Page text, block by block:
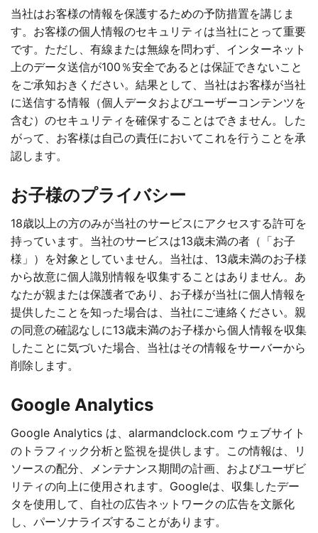
当社はお客様の情報を保護するための予防措置を講じま
す。お客様の個人情報のセキュリティは当社にとって重要
です。ただし、有線または無線を問わず、インターネット
上のデータ送信が100％安全であるとは保証できないこと
をご承知おきください。結果として、当社はお客様が当社
に送信する情報（個人データおよびユーザーコンテンツを
含む）のセキュリティを確保することはできません。した
がって、お客様は自己の責任においてこれを行うことを承
認します。
お子様のプライバシー
18歳以上の方のみが当社のサービスにアクセスする許可を
持っています。当社のサービスは13歳未満の者（「お子
様」）を対象としていません。当社は、13歳未満のお子様
から故意に個人識別情報を収集することはありません。あ
なたが親または保護者であり、お子様が当社に個人情報を
提供したことを知った場合は、当社にご連絡ください。親
の同意の確認なしに13歳未満のお子様から個人情報を収集
したことに気づいた場合、当社はその情報をサーバーから
削除します。
Google Analytics
Google Analytics は、alarmandclock.com ウェブサイト
のトラフィック分析と監視を提供します。この情報は、リ
ソースの配分、メンテナンス期間の計画、およびユーザビ
リティの向上に使用されます。Googleは、収集したデー
タを使用して、自社の広告ネットワークの広告を文脈化
し、パーソナライズすることがあります。